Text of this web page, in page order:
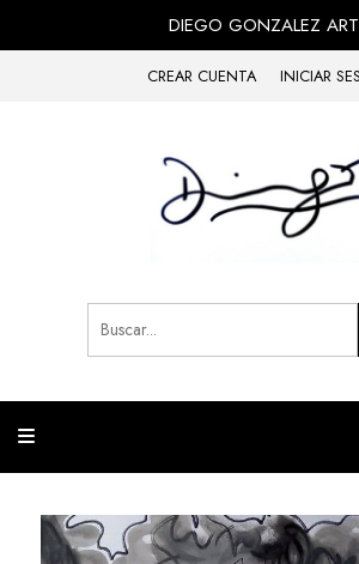
DIEGO GONZALEZ
CREAR CUENTA INICIAR